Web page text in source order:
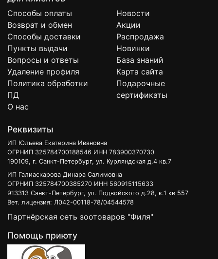
Способы оплаты
Возврат и обмен
Способы доставки
Пункты выдачи
Вопросы и ответы
Удаление профиля
Политика обработки
ПД
О нас
Новости
Акции
Распродажа
Новинки
База знаний
Карта сайта
Подарочные
сертификаты
Реквизиты
ИП Юльева Екатерина Ивановна
ОГРНИП 325784700188546 ИНН 783900370730
190109, г. Санкт-Петербург, ул. Курляндская д.4 кв.7
ИП Галиаскарова Динара Салимовна
ОГРНИП 325784700385270 ИНН 560915115633
913313 Санкт-Петербург, ул. Подвойского д.28, к.1 кв 557
Вет. лицензия: Л042-00118-78/04544578
Партнёрская сеть зоотоваров "Филя"
Помощь приюту